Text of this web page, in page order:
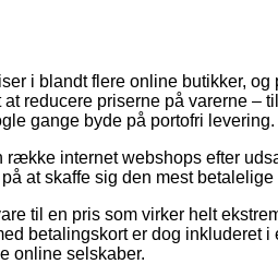
i blandt flere online butikker, og
reducere priserne på varerne –
gange byde på portofri levering.
internet webshops efter
at skaffe sig den mest betalelige
til en pris som virker helt
betalingskort er dog inkluderet i
online selskaber.